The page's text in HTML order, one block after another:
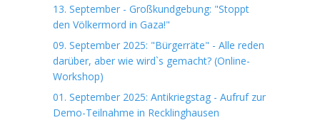
13. September - Großkundgebung: "Stoppt
den Völkermord in Gaza!"
09. September 2025: "Bürgerräte" - Alle reden
darüber, aber wie wird`s gemacht? (Online-
Workshop)
01. September 2025: Antikriegstag - Aufruf zur
Demo-Teilnahme in Recklinghausen